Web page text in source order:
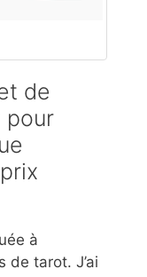
de
pour
à
de tarot. J’ai